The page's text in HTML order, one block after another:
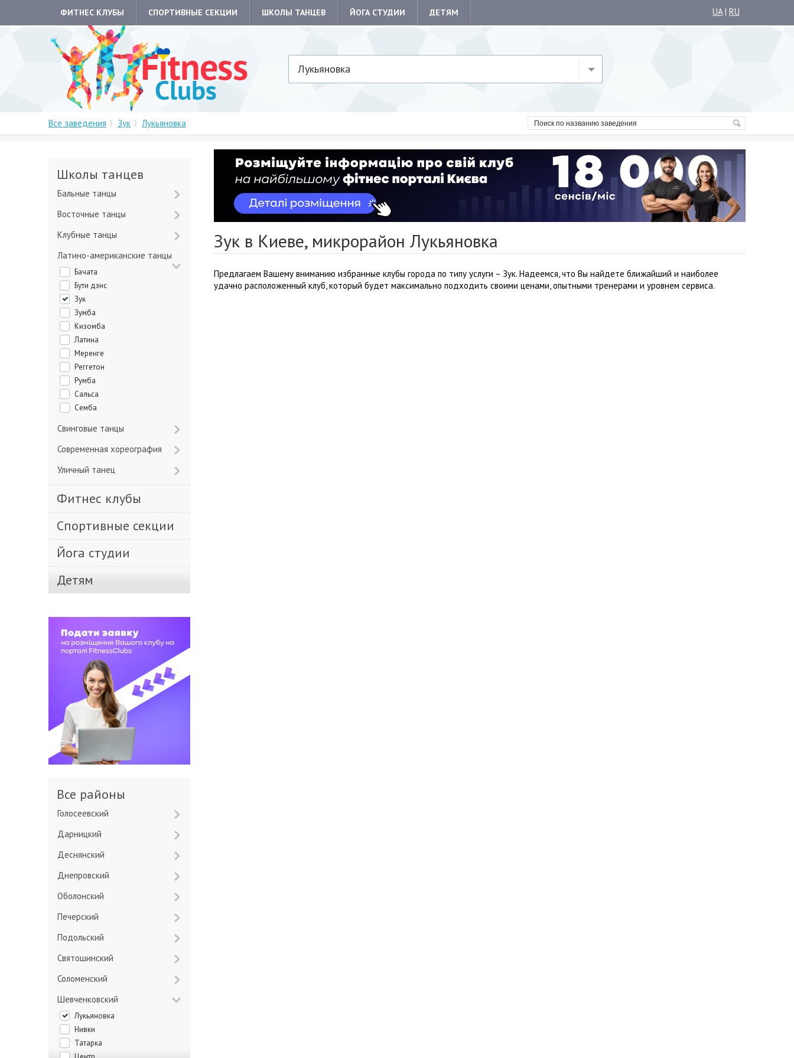
ФИТНЕС КЛУБЫ СПОРТИВНЫЕ СЕКЦИИ ШКОЛЫ ТАНЦЕВ ЙОГА СТУДИИ ДЕТЯМ UA| RU
Лукьяновка
Все заведения Зук Лукьяновка
Зук в Киеве, микрорайон Лукьяновка
Предлагаем Вашему вниманию избранные клубы города по типу услуги – Зук. Надеемся, что Вы найдете ближайший и наиболее
удачно расположенный клуб, который будет максимально подходить своими ценами, опытными тренерами и уровнем сервиса.
Школы танцев
Бальные танцы
Восточные танцы
Клубные танцы
Латино-американские танцы
Бачата
Бути дэнс
Зук
Зумба
Кизомба
Латина
Меренге
Реггетон
Румба
Сальса
Семба
Свинговые танцы
Современная хореография
Уличный танец
Фитнес клубы
Спортивные секции
Йога студии
Детям
Все районы
Голосеевский
Дарницкий
Деснянский
Днепровский
Оболонский
Печерский
Подольский
Святошинский
Соломенский
Шевченковский
Лукьяновка
Нивки
Татарка